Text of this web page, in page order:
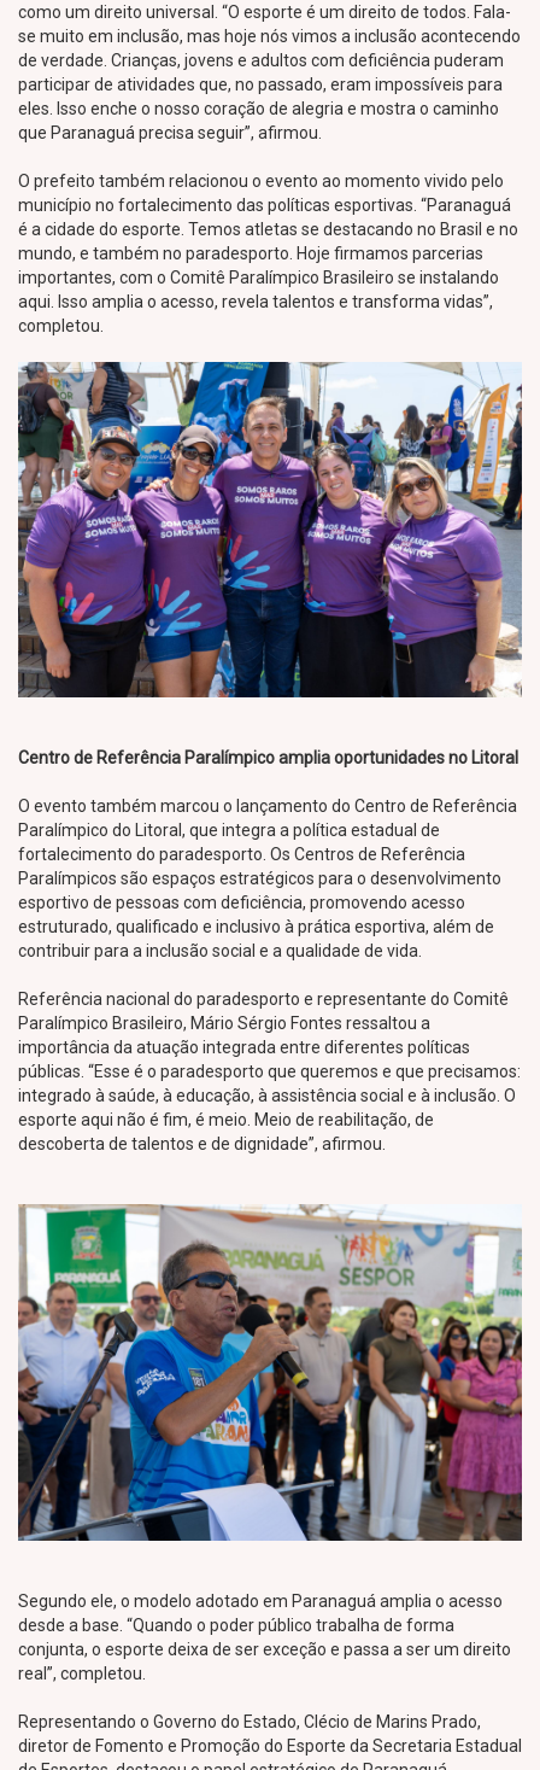
como um direito universal. “O esporte é um direito de todos. Fala-
se muito em inclusão, mas hoje nós vimos a inclusão acontecendo
de verdade. Crianças, jovens e adultos com deficiência puderam
participar de atividades que, no passado, eram impossíveis para
eles. Isso enche o nosso coração de alegria e mostra o caminho
que Paranaguá precisa seguir”, afirmou.
O prefeito também relacionou o evento ao momento vivido pelo
município no fortalecimento das políticas esportivas. “Paranaguá
é a cidade do esporte. Temos atletas se destacando no Brasil e no
mundo, e também no paradesporto. Hoje firmamos parcerias
importantes, com o Comitê Paralímpico Brasileiro se instalando
aqui. Isso amplia o acesso, revela talentos e transforma vidas”,
completou.
Centro de Referência Paralímpico amplia oportunidades no Litoral
O evento também marcou o lançamento do Centro de Referência
Paralímpico do Litoral, que integra a política estadual de
fortalecimento do paradesporto. Os Centros de Referência
Paralímpicos são espaços estratégicos para o desenvolvimento
esportivo de pessoas com deficiência, promovendo acesso
estruturado, qualificado e inclusivo à prática esportiva, além de
contribuir para a inclusão social e a qualidade de vida.
Referência nacional do paradesporto e representante do Comitê
Paralímpico Brasileiro, Mário Sérgio Fontes ressaltou a
importância da atuação integrada entre diferentes políticas
públicas. “Esse é o paradesporto que queremos e que precisamos:
integrado à saúde, à educação, à assistência social e à inclusão. O
esporte aqui não é fim, é meio. Meio de reabilitação, de
descoberta de talentos e de dignidade”, afirmou.
Segundo ele, o modelo adotado em Paranaguá amplia o acesso
desde a base. “Quando o poder público trabalha de forma
conjunta, o esporte deixa de ser exceção e passa a ser um direito
real”, completou.
Representando o Governo do Estado, Clécio de Marins Prado,
diretor de Fomento e Promoção do Esporte da Secretaria Estadual